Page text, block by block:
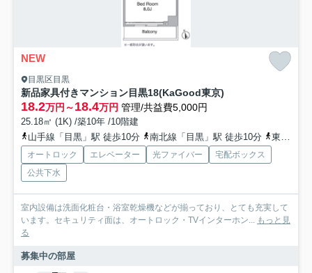
NEW
目黒区目黒
新品家具付きマンション目黒18(KaGood東京)
18.2万円～18.4万円 管理/共益費5,000円
25.18㎡ (1K) /築10年 /10階建
山手線「目黒」駅 徒歩10分
南北線「目黒」駅 徒歩10分 東急目黒線「目黒」駅 徒歩10分
オートロック エレベーター 光ファイバー
宅配ボックス
公共下水
室内設備は洗面化粧台・浴室乾燥機などが揃っており、とても充実して
います。セキュリティ面は、オートロック・TVインターホン... もっと見
る
募集中の部屋